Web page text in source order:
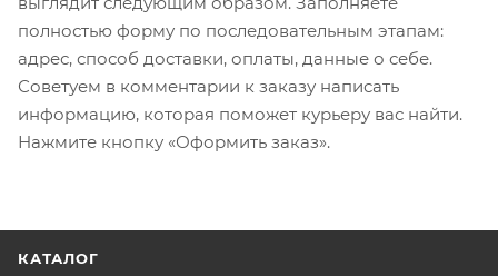
полностью форму по последовательным этапам:
адрес, способ доставки, оплаты, данные о себе.
Советуем в комментарии к заказу написать
информацию, которая поможет курьеру вас найти.
Нажмите кнопку «Оформить заказ».
КАТАЛОГ